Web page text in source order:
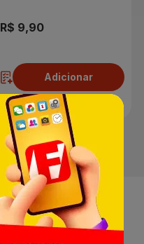
R$ 9,90
Adicionar